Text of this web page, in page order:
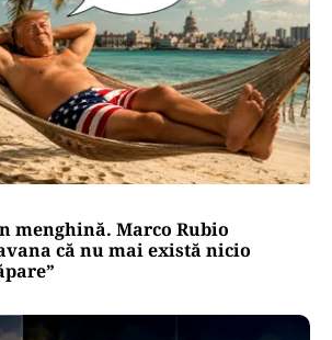
menghină. Marco Rubio
că nu mai există nicio